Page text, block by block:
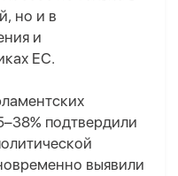
но и в
и
ЕС.
подтвердили
выявили